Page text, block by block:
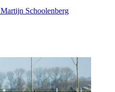
Martijn Schoolenberg